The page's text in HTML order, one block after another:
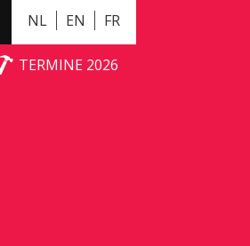
NL EN FR
TERMINE 2026